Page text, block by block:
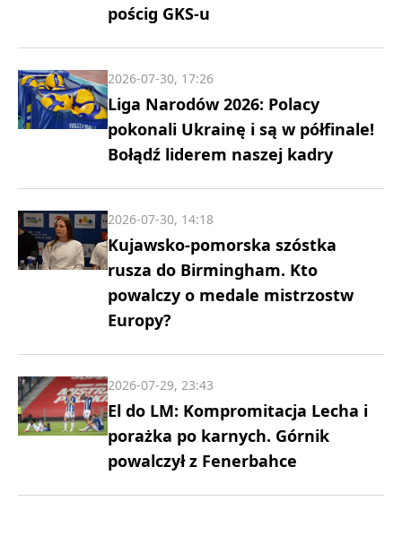
pościg GKS-u
Liga Narodów 2026: Polacy
pokonali Ukrainę i są w półfinale!
Bołądź liderem naszej kadry
2026-07-30, 17:26
Kujawsko-pomorska szóstka
rusza do Birmingham. Kto
powalczy o medale mistrzostw
Europy?
2026-07-30, 14:18
El do LM: Kompromitacja Lecha i
porażka po karnych. Górnik
powalczył z Fenerbahce
2026-07-29, 23:43